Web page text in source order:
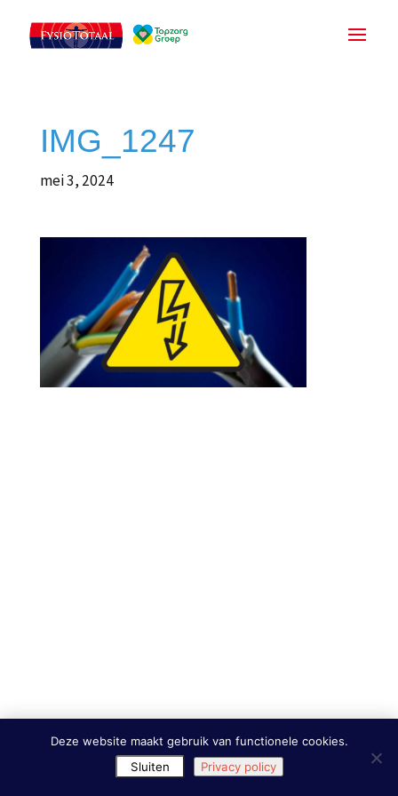
IMG_1247
mei 3, 2024
Deze website maakt gebruik van functionele cookies.
Sluiten
Privacy policy